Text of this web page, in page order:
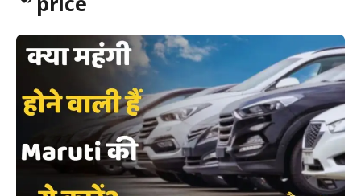
price